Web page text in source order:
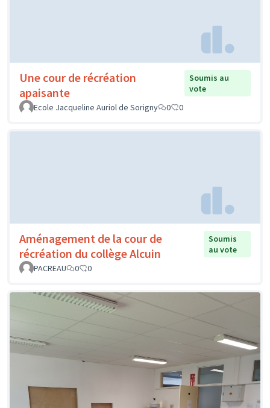
Une cour de récréation
apaisante
Soumis au
vote
Ecole Jacqueline Auriol de Sorigny
0 0
Aménagement de la cour de
récréation du collège Alcuin
Soumis
au vote
PACREAU
0 0